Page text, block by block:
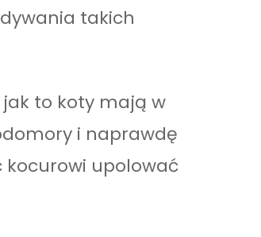
takich
to koty mają w
i naprawdę
upolować